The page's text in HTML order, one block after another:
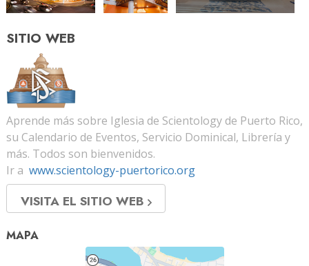
SITIO WEB
Aprende más sobre Iglesia de Scientology de Puerto Rico,
su Calendario de Eventos, Servicio Dominical, Librería y
más. Todos son bienvenidos.
Ir a www.scientology-puertorico.org
VISITA EL SITIO WEB
MAPA